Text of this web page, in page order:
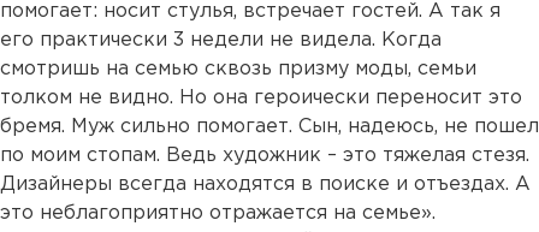
помогает: носит стулья, встречает гостей. А так я
его практически 3 недели не видела. Когда
смотришь на семью сквозь призму моды, семьи
толком не видно. Но она героически переносит это
бремя. Муж сильно помогает. Сын, надеюсь, не пошел
по моим стопам. Ведь художник – это тяжелая стезя.
Дизайнеры всегда находятся в поиске и отъездах. А
это неблагоприятно отражается на семье».